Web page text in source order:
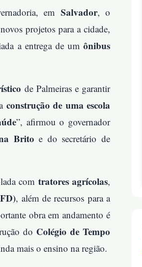
em Salvador, o
projetos para a cidade,
a entrega de um ônibus
de Palmeiras e garantir
construção de uma escola
”, afirmou o governador
Brito e do secretário de
com tratores agrícolas,
, além de recursos para a
obra em andamento é
do Colégio de Tempo
mais o ensino na região.